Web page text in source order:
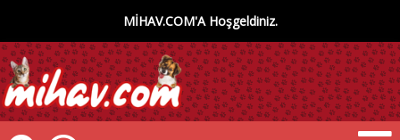
MİHAV.COM'A Hoşgeldiniz.